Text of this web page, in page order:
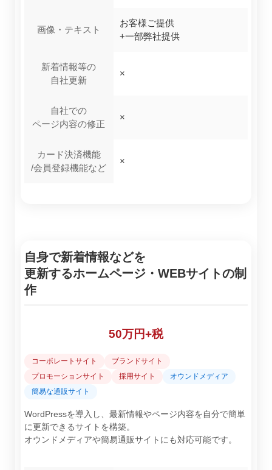
画像・テキスト
お客様ご提供
+一部弊社提供
新着情報等の
自社更新
×
自社での
ページ内容の修正
×
カード決済機能
/会員登録機能など
×
自身で新着情報などを
更新するホームページ・WEBサイトの制
作
50万円+税
コーポレートサイト
ブランドサイト
プロモーションサイト
採用サイト
オウンドメディア
簡易な通販サイト
WordPressを導入し、最新情報やページ内容を自分で簡単
に更新できるサイトを構築。
オウンドメディアや簡易通販サイトにも対応可能です。